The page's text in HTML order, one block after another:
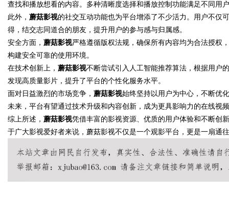
!
查找和播放想看的内容。多种清晰度选择和播放控制功能满足不同用
此外， 蘑菇影视的社交互动功能也为平台增添了不少活力。用户不仅
得，结交志同道合的朋友，提升用户的参与感与归属感。
安全方面， 蘑菇影视严格遵循版权法规，确保所有内容均为合法授权
构建安全可靠的使用环境。
在技术创新上， 蘑菇影视不断尝试引入人工智能推荐算法，根据用户
发现高质量影片，提升了平台的个性化服务水平。
面对日益激烈的市场竞争， 蘑菇影视始终坚持以用户为中心，不断优
未来，平台有望通过技术升级和内容创新，成为更具影响力的在线视
综上所述， 蘑菇影视凭借丰富的影视资源、优质的用户体验和不断创
于广大影视爱好者来说，蘑菇影视不仅是一个观影平台，更是一扇通